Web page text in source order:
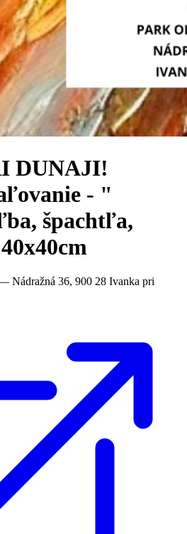
DUNAJI!
- "
špachtľa,
Nádražná 36, 900 28 Ivanka pri